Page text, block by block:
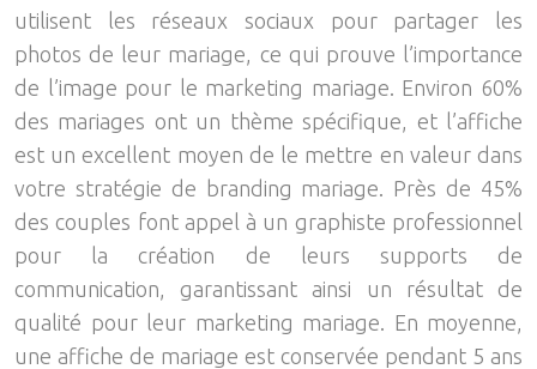
utilisent les réseaux sociaux pour partager les
photos de leur mariage, ce qui prouve l’importance
de l’image pour le marketing mariage. Environ 60%
des mariages ont un thème spécifique, et l’affiche
est un excellent moyen de le mettre en valeur dans
votre stratégie de branding mariage. Près de 45%
des couples font appel à un graphiste professionnel
pour la création de leurs supports de
communication, garantissant ainsi un résultat de
qualité pour leur marketing mariage. En moyenne,
une affiche de mariage est conservée pendant 5 ans